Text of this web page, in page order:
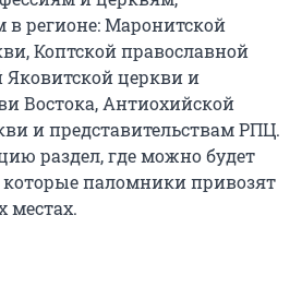
регионе: Маронитской
Коптской православной
церкви и
Востока, Антиохийской
и представительствам РПЦ.
раздел, где можно будет
паломники привозят
местах.